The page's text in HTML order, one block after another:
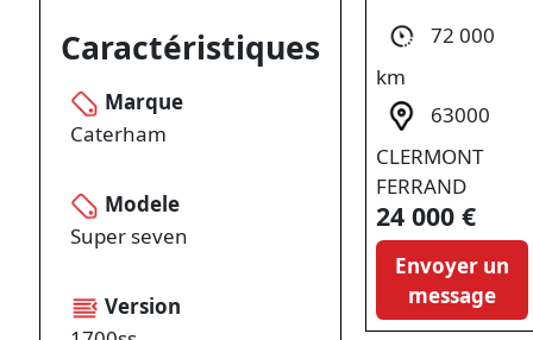
Caractéristiques
Marque
Caterham
Modele
Super seven
Version
72 000
km
63000
CLERMONT
FERRAND
24 000 €
Envoyer un
message